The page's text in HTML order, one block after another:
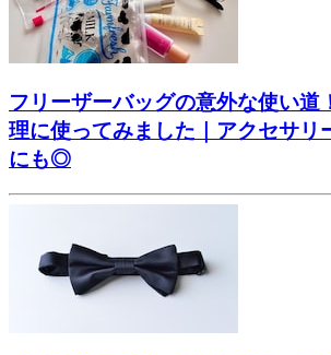
フリーザーバッグの意外な使い道
理に使ってみました｜アクセサリ
にも◎